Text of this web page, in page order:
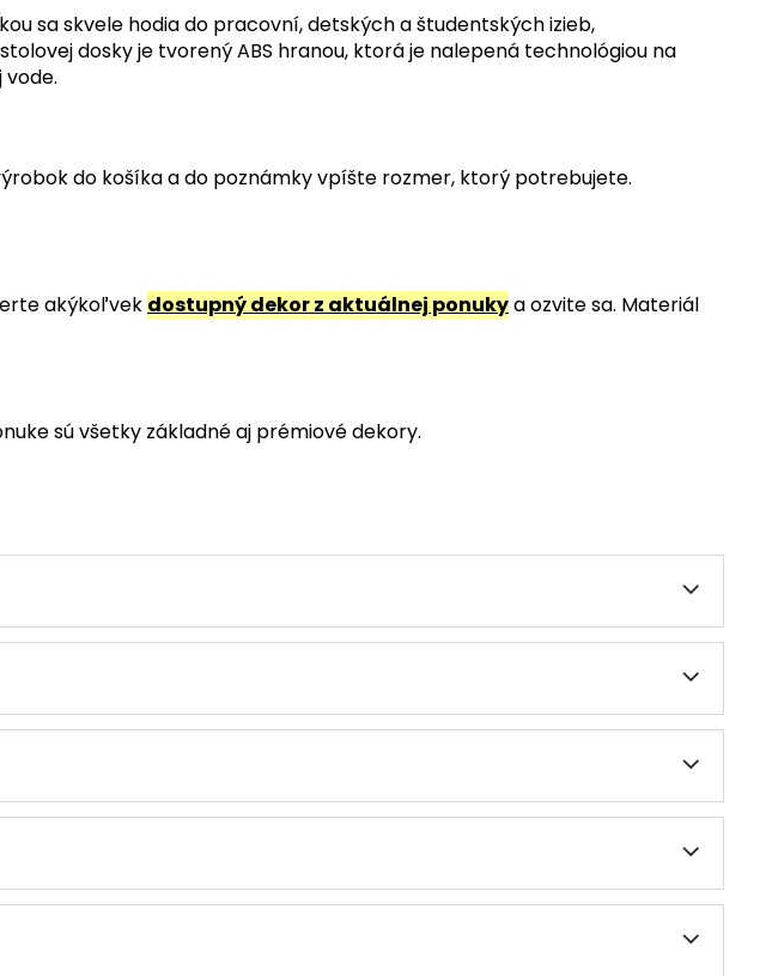
sa skvele hodia do pracovní, detských a študentských izieb,
dosky je tvorený ABS hranou, ktorá je nalepená technológiou na
do košíka a do poznámky vpíšte rozmer, ktorý potrebujete.
akýkoľvek dostupný dekor z aktuálnej ponukya ozvite sa. Materiál
sú všetky základné aj prémiové dekory.